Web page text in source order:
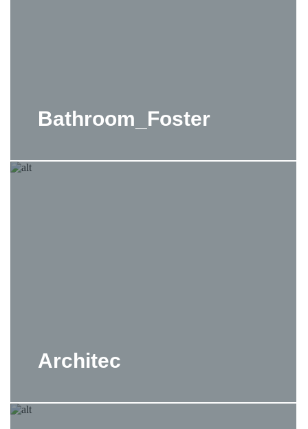
Bathroom_Foster
Architec